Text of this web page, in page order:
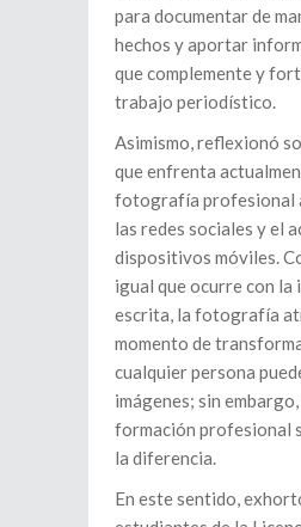
para documentar de
hechos y aportar
que complemente y
trabajo periodístico.
Asimismo, reflexionó
que enfrenta
fotografía profesional
las redes sociales y el
dispositivos móviles.
igual que ocurre con la
escrita, la fotografía
momento de
cualquier persona
imágenes; sin
formación profesional
la diferencia.
En este sentido,